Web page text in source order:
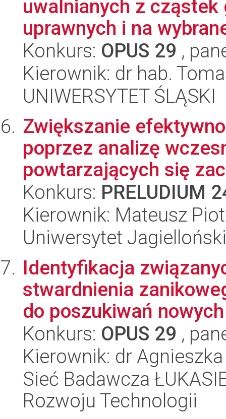
uwalnianych z
uprawnych i na
Konkurs: OPUS 29 ,
Kierownik: dr hab.
UNIWERSYTET ŚLĄSKI
Zwiększanie
poprzez analizę
powtarzających się
Konkurs: PRELUDIUM
Kierownik: Mateusz
Uniwersytet Jagielloński
Identyfikacja
stwardnienia
do poszukiwań
Konkurs: OPUS 29 ,
Kierownik: dr
Sieć Badawcza
Rozwoju Technologii